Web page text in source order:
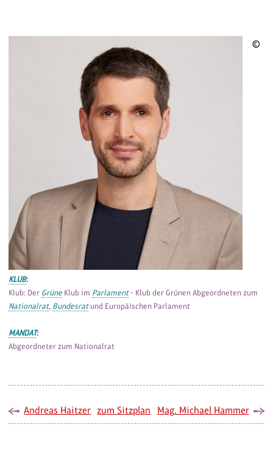
©
KLUB:
Klub: Der Grüne Klub im Parlament- Klub der Grünen Abgeordneten zum
Nationalrat, Bundesratund Europäischen Parlament
MANDAT:
Abgeordneter zum Nationalrat
Andreas Haitzer zum Sitzplan Mag. Michael Hammer